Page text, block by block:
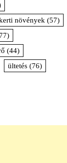
növények (57)
(44)
ültetés (76)